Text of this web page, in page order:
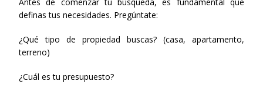
definas tus necesidades. Pregúntate:
¿Qué tipo de propiedad buscas? (casa, apartamento,
terreno)
¿Cuál es tu presupuesto?